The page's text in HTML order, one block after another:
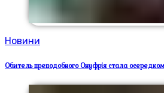
Новини
Обитель преподобного Онуфрія стала